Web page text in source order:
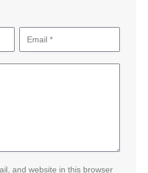
and website in this browser